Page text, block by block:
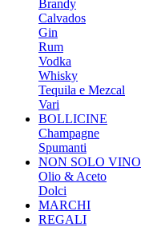
Brandy
Calvados
Gin
Rum
Vodka
Whisky
Tequila e Mezcal
Vari
BOLLICINE
Champagne
Spumanti
NON SOLO VINO
Olio & Aceto
Dolci
MARCHI
REGALI